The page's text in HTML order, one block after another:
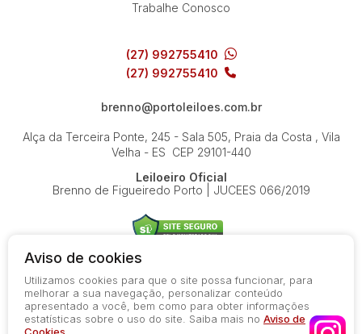
Trabalhe Conosco
(27) 992755410
(27) 992755410
brenno@portoleiloes.com.br
Alça da Terceira Ponte, 245 - Sala 505, Praia da Costa , Vila
Velha - ES CEP 29101-440
Leiloeiro Oficial
Brenno de Figueiredo Porto | JUCEES 066/2019
© 2026-present - Todos os direitos reservados
Política de Privacidade
Aviso de cookies
Utilizamos cookies para que o site possa funcionar, para
melhorar a sua navegação, personalizar conteúdo
apresentado a você, bem como para obter informações
estatísticas sobre o uso do site. Saiba mais no Aviso de